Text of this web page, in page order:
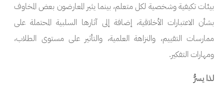
بيئات تكيفية وشخصية لكل متعلم، بينما يثير المعارضون بعض المخاوف
بشأن الاعتبارات الأخلاقية، إضافة إلى آثارها السلبية المحتملة على
ممارسات التقييم، والنزاهة العلمية، والتأثير على مستوى الطلاب،
ومهارات التفكير.
لذا يسرُّ